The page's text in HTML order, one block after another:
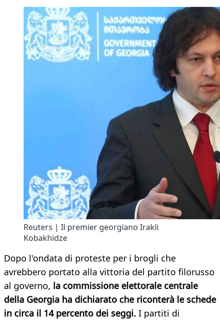
Reuters | Il premier georgiano Irakli
Kobakhidze
Dopo l'ondata di proteste per i brogli che
avrebbero portato alla vittoria del partito filorusso
al governo, la commissione elettorale centrale
della Georgia ha dichiarato che riconterà le schede
in circa il 14 percento dei seggi. I partiti di